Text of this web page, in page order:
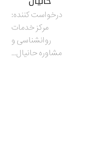
درخواست کننده:
مرکز خدمات
روانشناسی و
مشاوره حانیال…